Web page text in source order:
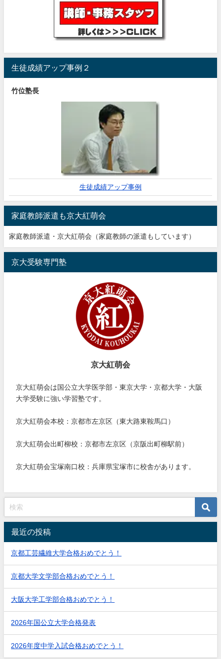
生徒成績アップ事例２
竹位塾長
生徒成績アップ事例
家庭教師派遣も京大紅萌会
家庭教師派遣・京大紅萌会（家庭教師の派遣もしています）
京大受験専門塾
京大紅萌会
京大紅萌会は国公立大学医学部・東京大学・京都大学・大阪
大学受験に強い学習塾です。
京大紅萌会本校：京都市左京区（東大路東鞍馬口）
京大紅萌会出町柳校：京都市左京区（京阪出町柳駅前）
京大紅萌会宝塚南口校：兵庫県宝塚市に校舎があります。
最近の投稿
京都工芸繊維大学合格おめでとう！
京都大学文学部合格おめでとう！
大阪大学工学部合格おめでとう！
2026年国公立大学合格発表
2026年度中学入試合格おめでとう！